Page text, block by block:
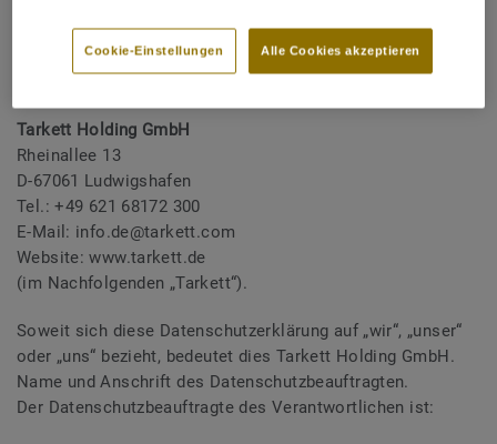
eingetragenem Firmensitz unter der
Tarkett Holding GmbH
Rheinallee 13
D-67061 Ludwigshafen
Tel.: +49 621 68172 300
E-Mail: info.de@tarkett.com
Website: www.tarkett.de
(im Nachfolgenden „Tarkett“).
Soweit sich diese Datenschutzerklärung auf „wir“, „unser“
oder „uns“ bezieht, bedeutet dies Tarkett Holding GmbH.
Name und Anschrift des Datenschutzbeauftragten.
Der Datenschutzbeauftragte des Verantwortlichen ist:
Alle Cookies akzeptieren
Cookie-Einstellungen